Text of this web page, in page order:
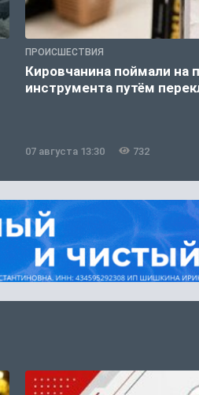
ПРОИСШЕСТВИЯ
Кировчанина поймали на
инструмента путём
07 августа 13:30 732